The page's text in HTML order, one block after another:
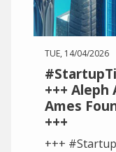
TUE, 14/04/2026
+++ Aleph
Ames
+++
+++